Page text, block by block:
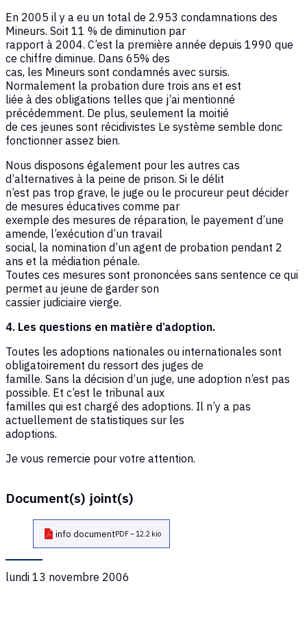
En 2005 il y a eu un total de 2.953 condamnations des
Mineurs. Soit 11 % de diminution par
rapport à 2004. C’est la première année depuis 1990 que
ce chiffre diminue. Dans 65% des
cas, les Mineurs sont condamnés avec sursis.
Normalement la probation dure trois ans et est
liée à des obligations telles que j’ai mentionné
précédemment. De plus, seulement la moitié
de ces jeunes sont récidivistes Le système semble donc
fonctionner assez bien.
Nous disposons également pour les autres cas
d’alternatives à la peine de prison. Si le délit
n’est pas trop grave, le juge ou le procureur peut décider
de mesures éducatives comme par
exemple des mesures de réparation, le payement d’une
amende, l’exécution d’un travail
social, la nomination d’un agent de probation pendant 2
ans et la médiation pénale.
Toutes ces mesures sont prononcées sans sentence ce qui
permet au jeune de garder son
cassier judiciaire vierge.
4. Les questions en matière d’adoption.
Toutes les adoptions nationales ou internationales sont
obligatoirement du ressort des juges de
famille. Sans la décision d’un juge, une adoption n’est pas
possible. Et c’est le tribunal aux
familles qui est chargé des adoptions. Il n’y a pas
actuellement de statistiques sur les
adoptions.
Je vous remercie pour votre attention.
Document(s) joint(s)
info documentPDF – 12.2 kio
lundi 13 novembre 2006